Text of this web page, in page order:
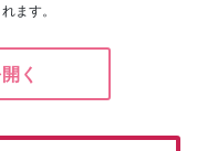
ます。
く